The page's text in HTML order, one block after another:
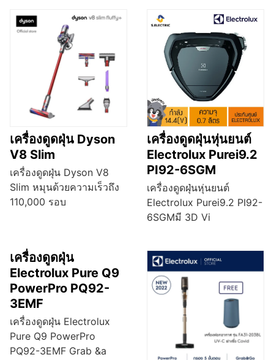
เครื่องดูดฝุ่น Dyson
V8 Slim
เครื่องดูดฝุ่น Dyson V8
Slim หมุนด้วยความเร็วถึง
110,000 รอบ
เครื่องดูดฝุ่นหุ่นยนต์
Electrolux Purei9.2
PI92-6SGM
เครื่องดูดฝุ่นหุ่นยนต์
Electrolux Purei9.2 PI92-
6SGMมี 3D Vi
เครื่องดูดฝุ่น
Electrolux Pure Q9
PowerPro PQ92-
3EMF
เครื่องดูดฝุ่น Electrolux
Pure Q9 PowerPro
PQ92-3EMF Grab &a